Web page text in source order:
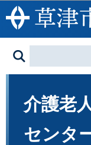
介護老
センタ